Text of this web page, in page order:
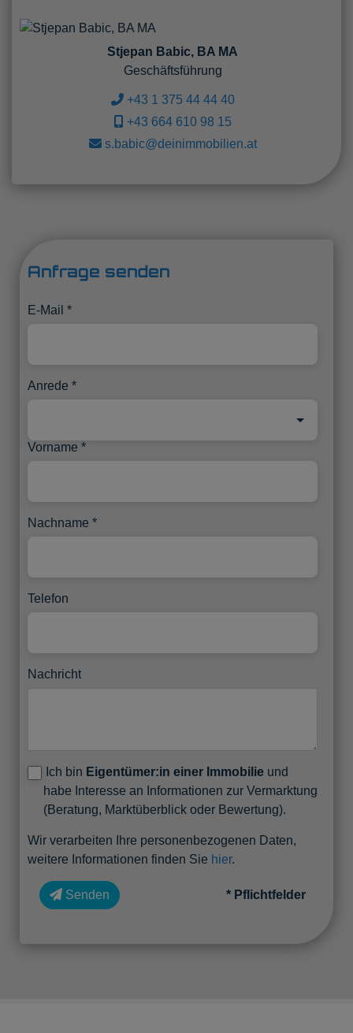
Stjepan Babic, BA MA
Geschäftsführung
+43 1 375 44 44 40
+43 664 610 98 15
s.babic@deinimmobilien.at
Anfrage senden
E-Mail
Anrede
Vorname
Nachname
Telefon
Nachricht
Ich bin Eigentümer:in einer Immobilie und
habe Interesse an Informationen zur Vermarktung
(Beratung, Marktüberblick oder Bewertung).
Wir verarbeiten Ihre personenbezogenen Daten,
weitere Informationen finden Sie hier.
Senden * Pflichtfelder